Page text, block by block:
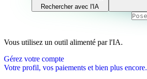
Rechercher avec l'IA
Vous utilisez un outil alimenté par l'IA.
Gérez votre compte
Votre profil, vos paiements et bien plus encore.